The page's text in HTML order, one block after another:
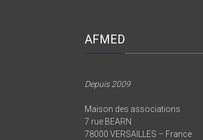
AFMED
Depuis 2009
Maison des associations
7 rue BEARN
78000 VERSAILLES – France